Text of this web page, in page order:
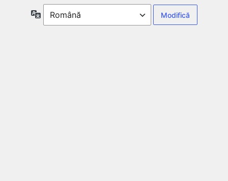
Limbă